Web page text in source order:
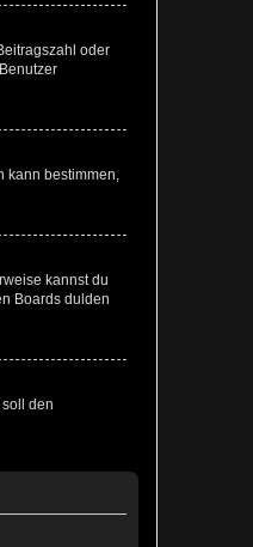
oder
kann bestimmen,
kannst du
Boards dulden
den